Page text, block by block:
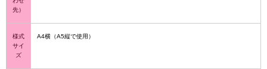
先）
様式
サイ
ズ
A4横（A5縦で使用）